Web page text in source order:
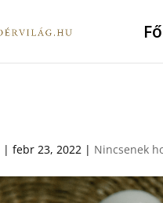
|febr 23, 2022 | Nincsenek